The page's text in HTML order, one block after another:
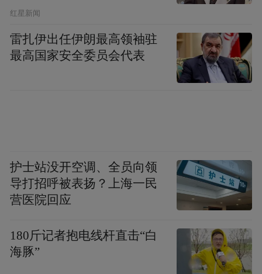
​红星新闻
雷扎伊出任伊朗最高领袖驻
最高国家安全委员会代表
护士站没开空调、全员向领
导打招呼被表扬？上海一民
营医院回应
180斤记者抱电线杆直击“白
海豚”